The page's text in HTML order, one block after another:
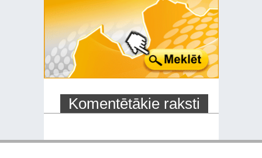
Komentētākie raksti